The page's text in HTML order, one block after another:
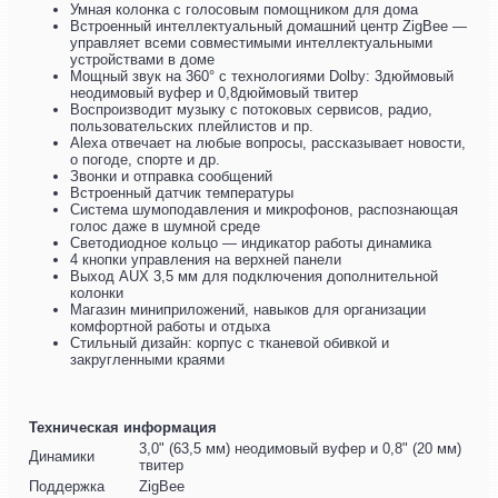
Умная колонка с голосовым помощником для дома
Встроенный интеллектуальный домашний центр ZigBee —
управляет всеми совместимыми интеллектуальными
устройствами в доме
Мощный звук на 360° с технологиями Dolby: 3дюймовый
неодимовый вуфер и 0,8дюймовый твитер
Воспроизводит музыку с потоковых сервисов, радио,
пользовательских плейлистов и пр.
Alexa отвечает на любые вопросы, рассказывает новости,
о погоде, спорте и др.
Звонки и отправка сообщений
Встроенный датчик температуры
Система шумоподавления и микрофонов, распознающая
голос даже в шумной среде
Светодиодное кольцо — индикатор работы динамика
4 кнопки управления на верхней панели
Выход AUX 3,5 мм для подключения дополнительной
колонки
Магазин миниприложений, навыков для организации
комфортной работы и отдыха
Стильный дизайн: корпус с тканевой обивкой и
закругленными краями
Техническая информация
Динамики
3,0" (63,5 мм) неодимовый вуфер и 0,8" (20 мм)
твитер
Поддержка
ZigBee